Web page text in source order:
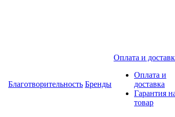
Благотворительность Бренды
Оплата и
Оплата и
доставка
Гарантия
товар